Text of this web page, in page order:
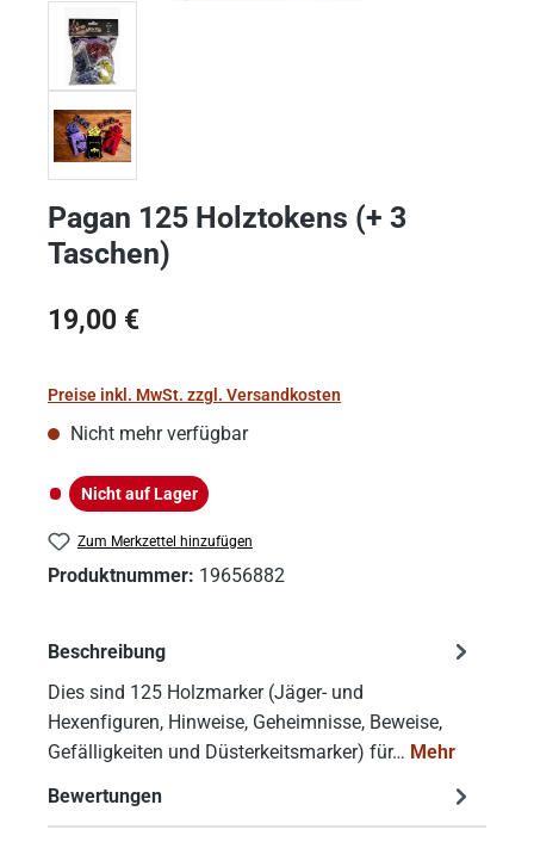
Pagan 125 Holztokens (+ 3
Taschen)
Regulärer Preis:
19,00 €
Preise inkl. MwSt. zzgl. Versandkosten
Nicht mehr verfügbar
Nicht auf Lager
Nicht auf Lager
Zum Merkzettel hinzufügen
Produktnummer: 19656882
Beschreibung
Dies sind 125 Holzmarker (Jäger- und
Hexenfiguren, Hinweise, Geheimnisse, Beweise,
Gefälligkeiten und Düsterkeitsmarker) für… Mehr
Bewertungen